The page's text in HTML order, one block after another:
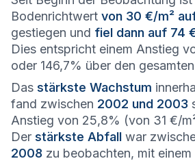
Bodenrichtwert von 30 €/m²
gestiegen und fiel dann auf 74
Dies entspricht einem Anstieg
oder 146,7% über den
Das stärkste Wachstum
fand zwischen 2002 und 2003
Anstieg von 25,8% (von 31 €/
Der stärkste Abfall war
2008 zu beobachten, mit